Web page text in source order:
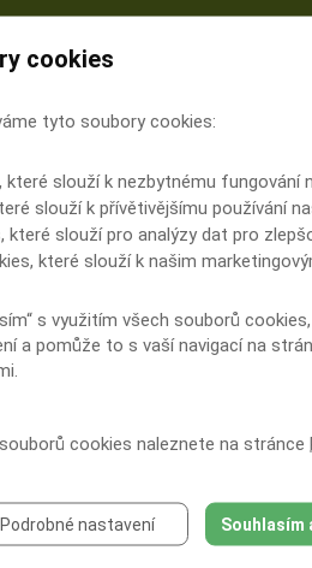
cookies
tyto soubory cookies:
které slouží k nezbytnému fungování
slouží k přívětivějšímu používání
které slouží pro analýzy dat pro
které slouží k našim
s využitím všech souborů
a pomůže to s vaší navigací na
cookies naleznete na stránce
Podrobné nastavení Souhlasím